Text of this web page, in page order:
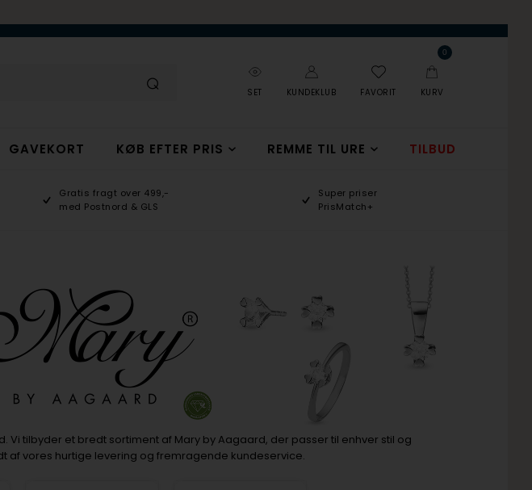
SET KUNDEKLUB FAVORIT
0
KURV
GAVEKORT KØB EFTER PRIS REMME TIL URE TILBUD
Gratis fragt over 499,-
med Postnord & GLS
Super priser
PrisMatch+
Vi tilbyder et bredt sortiment af Mary by Aagaard, der passer til enhver stil og
af vores hurtige levering og fremragende kundeservice.